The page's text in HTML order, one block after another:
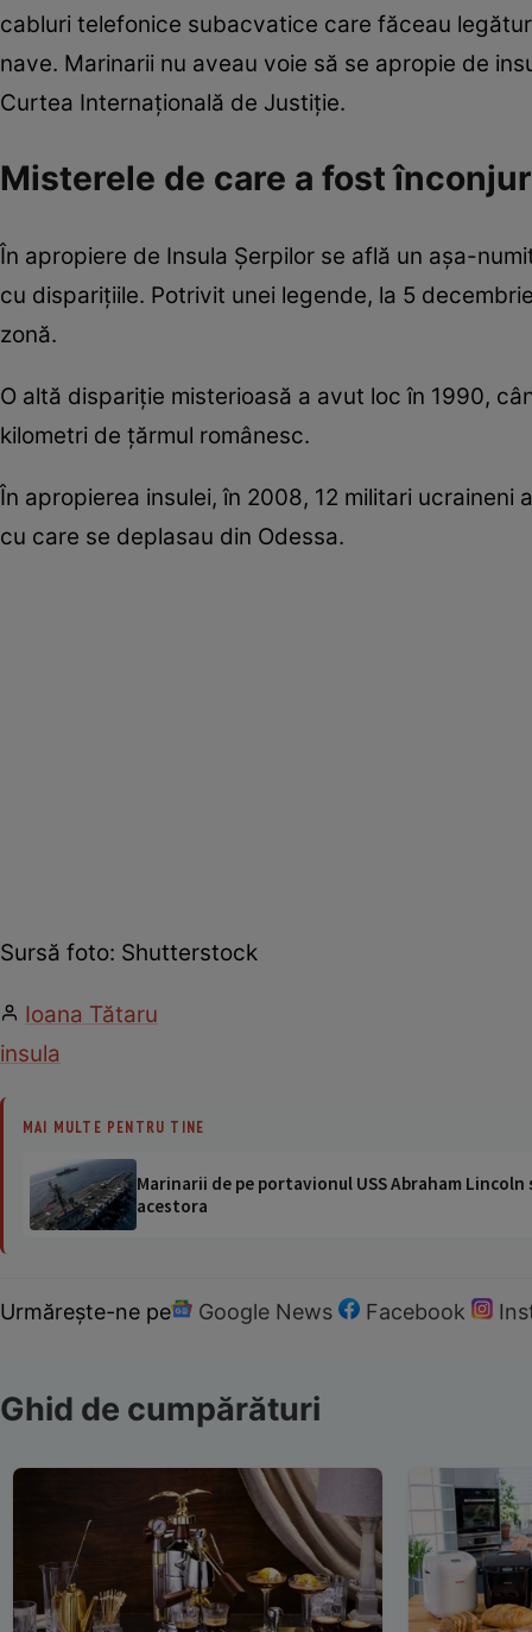
cabluri telefonice subacvatice care făceau
nave. Marinarii nu aveau voie să se apropie de
Curtea Internaţională de Justiţie.
Misterele de care a fost
În apropiere de Insula Şerpilor se află un aşa-
cu dispariţiile. Potrivit unei legende, la 5
zonă.
O altă dispariţie misterioasă a avut loc în 1990,
kilometri de ţărmul românesc.
În apropierea insulei, în 2008, 12 militari
cu care se deplasau din Odessa.
Sursă foto: Shutterstock
Ioana Tătaru
insula
MAI MULTE PENTRU TINE
Marinarii de pe portavionul USS Abraham
acestora
Urmărește-ne pe Google News Facebook
Ghid de cumpărături